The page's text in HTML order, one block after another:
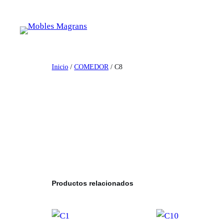
contenido
Inicio / COMEDOR / C8
Productos relacionados